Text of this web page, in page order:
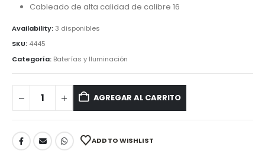
Cableado de alta calidad de calibre 16
Availability:3 disponibles
SKU: 4445
Categoría: Baterías y Iluminación
AGREGAR AL CARRITO
ADD TO WISHLIST